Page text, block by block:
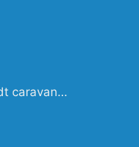
caravan…